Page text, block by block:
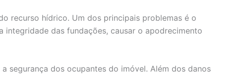
recurso hídrico. Um dos principais problemas é o
das fundações, causar o apodrecimento
segurança dos ocupantes do imóvel. Além dos danos